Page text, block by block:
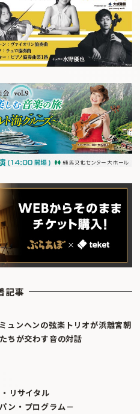
記事
ュンヘンの弦楽トリオが浜離宮朝
たちが交わす音の対話
リサイタル
ン・プログラム－